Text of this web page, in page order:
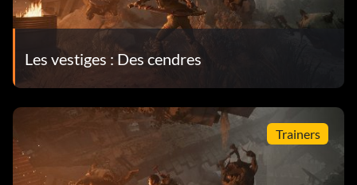
Les vestiges : Des cendres
Trainers